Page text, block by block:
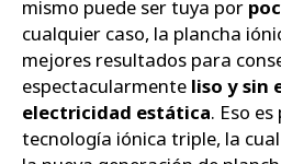
mismo puede ser tuya por
cualquier caso, la plancha
mejores resultados para
espectacularmente liso y sin
electricidad estática. Eso
tecnología iónica triple, la